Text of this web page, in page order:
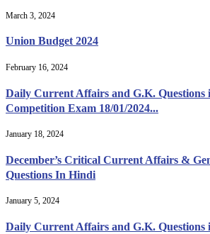
March 3, 2024
Union Budget 2024
February 16, 2024
Daily Current Affairs and G.K.
Competition Exam 18/01/2024...
January 18, 2024
December’s Critical Current Affairs &
Questions In Hindi
January 5, 2024
Daily Current Affairs and G.K.